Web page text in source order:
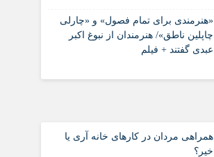
«هنرمندی برای تمام فصول» و «چارلی
چاپلین ناطق»/ هنرمندان از نبوغ اکبر
عبدی گفتند + فیلم
همراهی مردان در کارهای خانه آری یا
خیر؟